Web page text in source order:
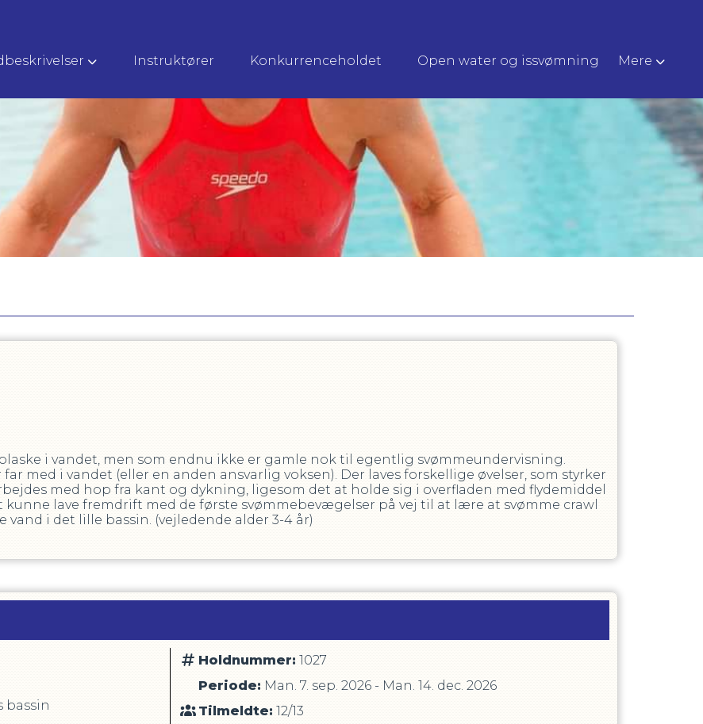
Instruktører Konkurrenceholdet Open water og issvømning Mere
i vandet, men som endnu ikke er gamle nok til egentlig svømmeundervisning.
med i vandet (eller en anden ansvarlig voksen). Der laves forskellige øvelser, som styrker
med hop fra kant og dykning, ligesom det at holde sig i overfladen med flydemiddel
kunne lave fremdrift med de første svømmebevægelser på vej til at lære at svømme crawl
i det lille bassin. (vejledende alder 3-4 år)
bassin
Holdnummer: 1027
Periode: Man. 7. sep. 2026 - Man. 14. dec. 2026
Tilmeldte: 12/13